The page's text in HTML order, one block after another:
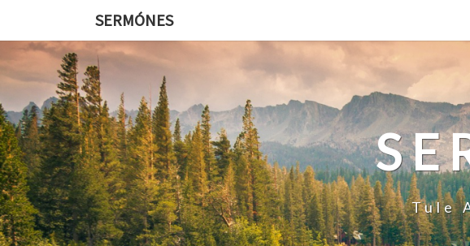
SERMÓNES
Tule